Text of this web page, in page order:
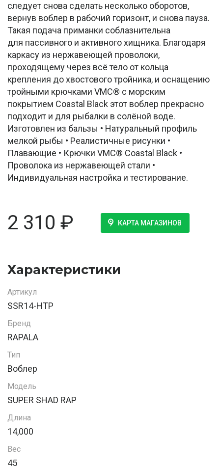
следует снова сделать несколько оборотов,
вернув воблер в рабочий горизонт, и снова пауза.
Такая подача приманки соблазнительна
для пассивного и активного хищника. Благодаря
каркасу из нержавеющей проволоки,
проходящему через всё тело от кольца
крепления до хвостового тройника, и оснащению
тройными крючками VMC® с морским
покрытием Coastal Black этот воблер прекрасно
подходит и для рыбалки в солёной воде.
Изготовлен из бальзы • Натуральный профиль
мелкой рыбы • Реалистичные рисунки •
Плавающие • Крючки VMC® Coastal Black •
Проволока из нержавеющей стали •
Индивидуальная настройка и тестирование.
2 310 ₽ КАРТА МАГАЗИНОВ
Характеристики
Артикул
SSR14-HTP
Бренд
RAPALA
Тип
Воблер
Модель
SUPER SHAD RAP
Длина
14,000
Вес
45